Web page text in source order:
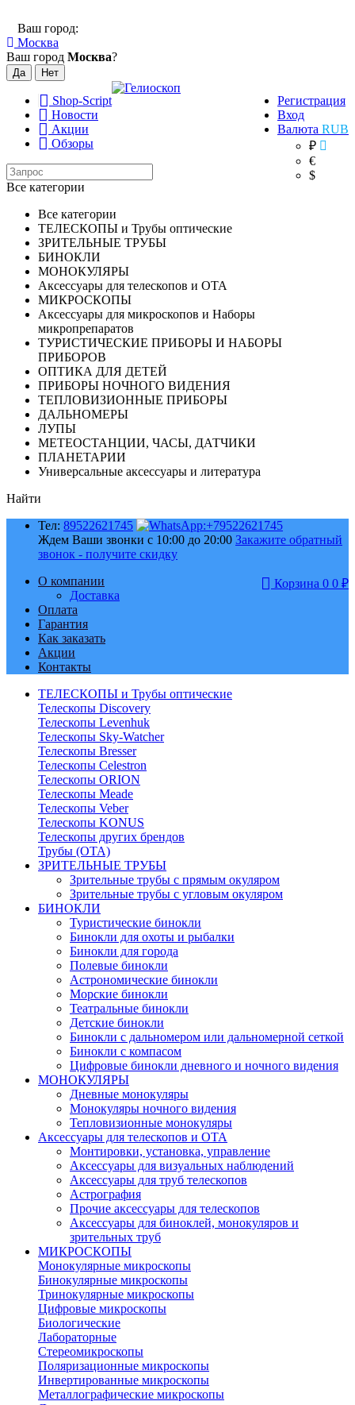
Ваш город:
Москва
Ваш город Москва?
Shop-Script
Новости
Акции
Обзоры
Регистрация
Вход
Валюта RUB
₽
€
$
Все категории
Все категории
ТЕЛЕСКОПЫ и Трубы оптические
ЗРИТЕЛЬНЫЕ ТРУБЫ
БИНОКЛИ
МОНОКУЛЯРЫ
Аксессуары для телескопов и ОТА
МИКРОСКОПЫ
Аксессуары для микроскопов и Наборы
микропрепаратов
ТУРИСТИЧЕСКИЕ ПРИБОРЫ И НАБОРЫ
ПРИБОРОВ
ОПТИКА ДЛЯ ДЕТЕЙ
ПРИБОРЫ НОЧНОГО ВИДЕНИЯ
ТЕПЛОВИЗИОННЫЕ ПРИБОРЫ
ДАЛЬНОМЕРЫ
ЛУПЫ
МЕТЕОСТАНЦИИ, ЧАСЫ, ДАТЧИКИ
ПЛАНЕТАРИИ
Универсальные аксессуары и литература
Найти
Тел: 89522621745
Ждем Ваши звонки с 10:00 до 20:00 Закажите обратный
звонок - получите скидку
Корзина 0 0 ₽
О компании
Доставка
Оплата
Гарантия
Как заказать
Акции
Контакты
ТЕЛЕСКОПЫ и Трубы оптические
Телескопы Discovery
Телескопы Levenhuk
Телескопы Sky-Watcher
Телескопы Bresser
Телескопы Celestron
Телескопы ORION
Телескопы Meade
Телескопы Veber
Телескопы KONUS
Телескопы других брендов
Трубы (ОТА)
ЗРИТЕЛЬНЫЕ ТРУБЫ
Зрительные трубы с прямым окуляром
Зрительные трубы с угловым окуляром
БИНОКЛИ
Туристические бинокли
Бинокли для охоты и рыбалки
Бинокли для города
Полевые бинокли
Астрономические бинокли
Морские бинокли
Театральные бинокли
Детские бинокли
Бинокли с дальномером или дальномерной сеткой
Бинокли с компасом
Цифровые бинокли дневного и ночного видения
МОНОКУЛЯРЫ
Дневные монокуляры
Монокуляры ночного видения
Тепловизионные монокуляры
Аксессуары для телескопов и ОТА
Монтировки, установка, управление
Аксессуары для визуальных наблюдений
Аксессуары для труб телескопов
Астрография
Прочие аксессуары для телескопов
Аксессуары для биноклей, монокуляров и
зрительных труб
МИКРОСКОПЫ
Монокулярные микроскопы
Бинокулярные микроскопы
Тринокулярные микроскопы
Цифровые микроскопы
Биологические
Лабораторные
Стереомикроскопы
Поляризационные микроскопы
Инвертированные микроскопы
Металлографические микроскопы